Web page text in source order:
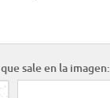
sale en la imagen: